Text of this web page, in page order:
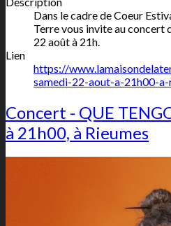
Dans le cadre de Coeur
Terre vous invite au concert
22 août à 21h.
Lien
https://
samedi-22-aout-a-21h00-
Concert - QUE
à 21h00, à Rieumes